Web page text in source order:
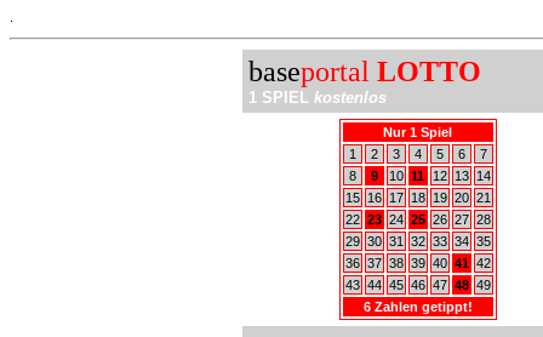
baseportal LOTTO
1 SPIEL kostenlos
Nur 1 Spiel
1
2 3 4 5 6
7
8
9 10 11 12 13
14
15
16 17 18 19 20 21
22 23 24 25 26 27 28
29 30 31 32 33 34 35
36 37 38 39 40 41 42
43 44 45 46 47 48 49
6 Zahlen getippt!